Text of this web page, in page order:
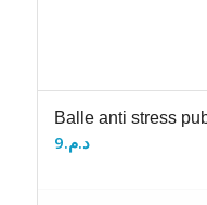
Balle anti stress
د.م.9